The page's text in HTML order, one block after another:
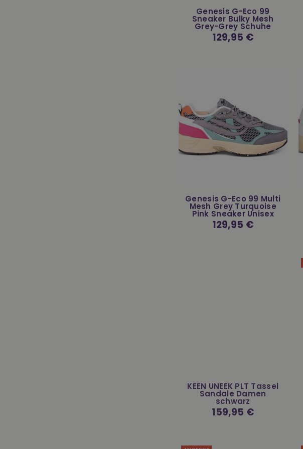
Genesis G-Eco 99
Sneaker Bulky Mesh
Grey-Grey Schuhe
Normaler
Preis
129,95 €
Genesis G-Eco 99 Multi
Mesh Grey Turquoise
Pink Sneaker Unisex
Normaler
Preis
129,95 €
KEEN UNEEK PLT Tassel
Sandale Damen
schwarz
Normaler
Preis
159,95 €